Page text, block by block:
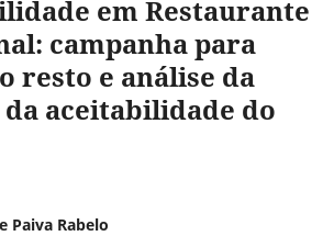
em Restaurante
campanha para
resto e análise da
aceitabilidade do
Paiva Rabelo